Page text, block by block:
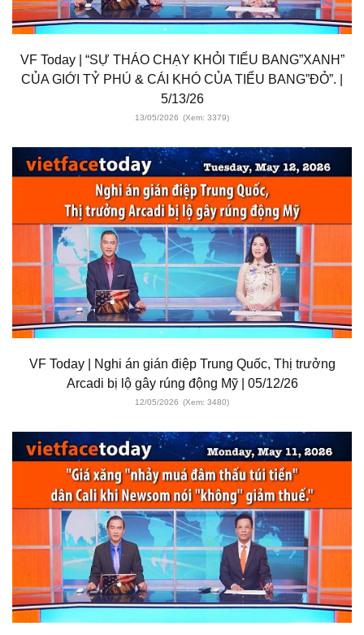
VF Today | “SỰ THÁO CHẠY KHỎI TIỂU BANG”XANH”
CỦA GIỚI TỶ PHÚ & CÁI KHÓ CỦA TIỂU BANG”ĐỎ”. |
5/13/26
13/05/2026 (Xem: 3379)
VF Today | Nghi án gián điệp Trung Quốc, Thị trưởng
Arcadi bị lộ gây rúng động Mỹ | 05/12/26
12/05/2026 (Xem: 3480)